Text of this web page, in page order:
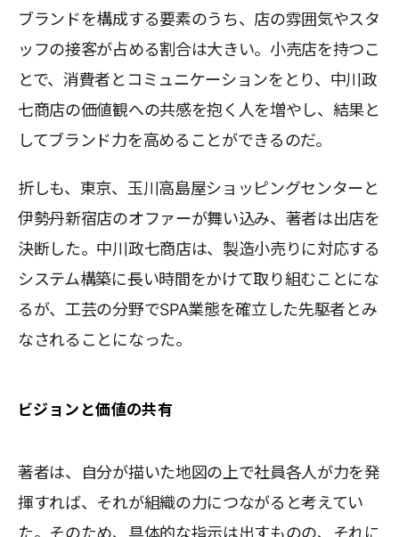
ブランドを構成する要素のうち、店の雰囲気やスタ
ッフの接客が占める割合は大きい。小売店を持つこ
とで、消費者とコミュニケーションをとり、中川政
七商店の価値観への共感を抱く人を増やし、結果と
してブランド力を高めることができるのだ。
折しも、東京、玉川高島屋ショッピングセンターと
伊勢丹新宿店のオファーが舞い込み、著者は出店を
決断した。中川政七商店は、製造小売りに対応する
システム構築に長い時間をかけて取り組むことにな
るが、工芸の分野でSPA業態を確立した先駆者とみ
なされることになった。
ビジョンと価値の共有
著者は、自分が描いた地図の上で社員各人が力を発
揮すれば、それが組織の力につながると考えてい
た。そのため、具体的な指示は出すものの、それに